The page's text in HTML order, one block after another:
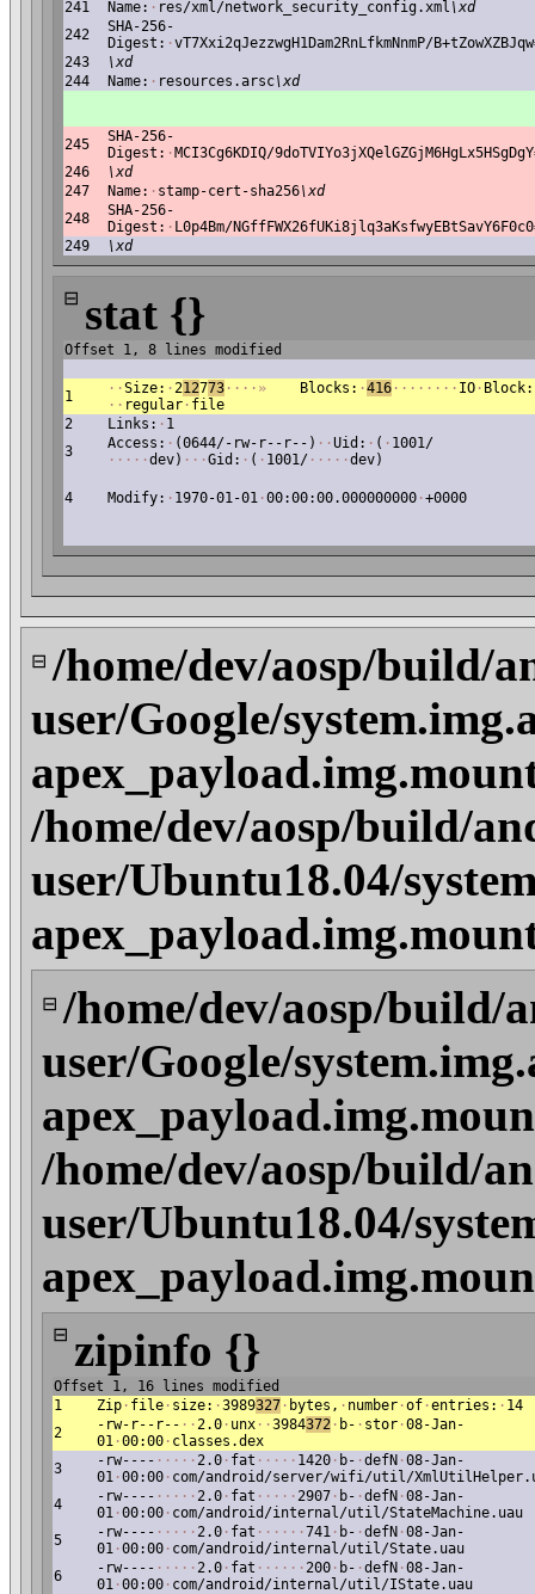
241 Name: · res/xml/network_security_config.xml \xd
242
SHA-256-
Digest: ·vT7Xxi2qJezzwgH1Dam2RnLfkmNnmP/
243
\xd
244
Name: · resources.arsc\xd
245
SHA-256-
Digest: · MCI3Cg6KDIQ/
246
\xd
247
Name: · stamp-cert-sha256\xd
248
SHA-256-
Digest: · L0p4Bm/
249
\xd
⊟ stat {}
Offset 1, 8 lines modified
1 · ·Size: ·212773 · · · · » Blocks: ·416 · · · · · · · · IO · Block:
· · regular · file
2
Links: · 1
3
Access: · (0644/-rw-r--r--) · ·Uid: · ( · 1001/
· · · · ·dev) · · ·Gid: · ( · 1001/ · · · · ·dev)
4 Modify: · 1970-01-01 ·00:00:00.000000000 ·+0000
⊟ /home/dev/aosp/build/
user/Google/
/home/dev/aosp/build/
user/Ubuntu18.04/
⊟ /home/dev/aosp/build/
user/Google/
/home/dev/aosp/build/
user/Ubuntu18.04/
⊟ zipinfo {}
Offset 1, 16 lines modified
1
Zip · file · size: ·3989327 · bytes, · number ·of ·entries: · 14
2
-rw-r--r-- · ·2.0 · unx · ·3984372 · b- · stor ·08-Jan-
01 ·00:00 · classes.dex
3
-rw---- · · · · ·2.0 · fat · · · · · 1420 · b- ·defN ·08-Jan-
01 ·00:00 · com/android/server/wifi/util/
4
-rw---- · · · · ·2.0 · fat · · · · ·2907 · b- ·defN ·08-Jan-
01 ·00:00 · com/android/internal/util/StateMachine.uau
5
-rw---- · · · · ·2.0 · fat · · · · · ·741 · b- ·defN ·08-Jan-
01 ·00:00 · com/android/internal/util/State.uau
6
-rw---- · · · · ·2.0 · fat · · · · · ·200 · b- ·defN ·08-Jan-
01 ·00:00 · com/android/internal/util/IState.uau